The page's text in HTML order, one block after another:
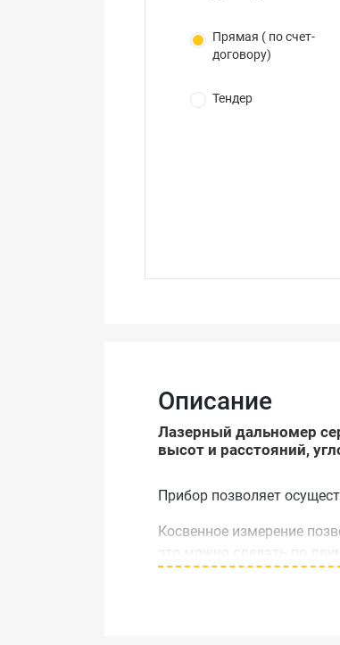
Описание
Лазерный дальномер
высот и расстояний,
Прибор позволяет
Косвенное измерение
Прямая ( по счет-
договору)
Тендер